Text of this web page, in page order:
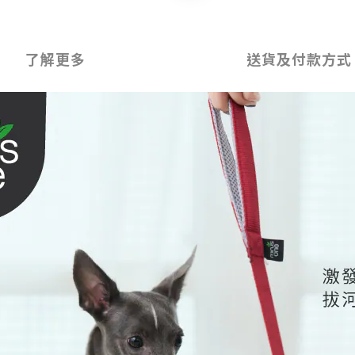
了解更多 送貨及付款方式